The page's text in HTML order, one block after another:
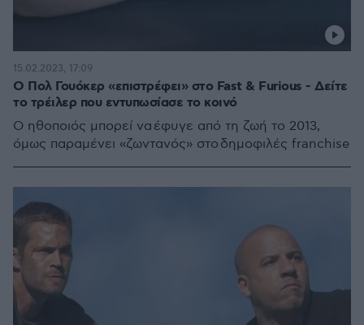
Ο Πολ Γουόκερ «επιστρέφει» στο Fast & Furious - Δείτε
το τρέιλερ που εντυπωσίασε το κοινό
Ο ηθοποιός μπορεί να έφυγε από τη ζωή το 2013,
όμως παραμένει «ζωντανός» στο δημοφιλές franchise
15.02.2023, 17:09